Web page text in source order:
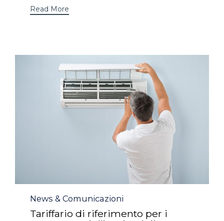
Read More
Category
News & Comunicazioni
Tariffario di riferimento per i